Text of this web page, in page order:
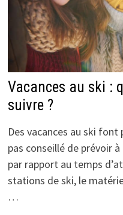
Vacances au ski :
suivre ?
Des vacances au ski font
pas conseillé de prévoir
par rapport au temps
stations de ski, le
…